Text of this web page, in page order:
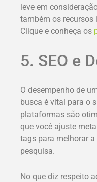
leve em
também os recursos
Clique e conheça os
5. SEO e
O desempenho de
busca é vital para o
plataformas são
que você ajuste
tags para melhorar
pesquisa.
No que diz respeito